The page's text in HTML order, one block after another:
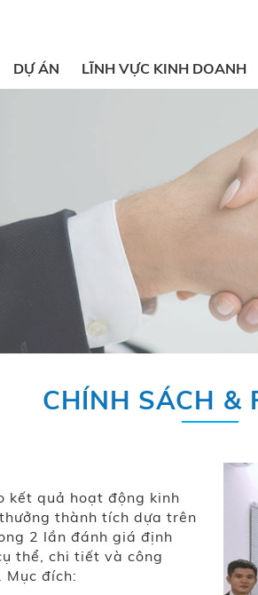
DỰ ÁN LĨNH VỰC KINH DOANH
CHÍNH SÁCH &
kết quả hoạt động kinh
thành tích dựa trên
2 lần đánh giá định
thể, chi tiết và công
Mục đích: